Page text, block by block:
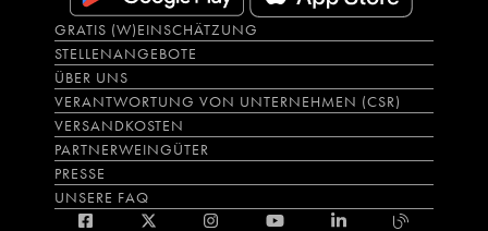
GRATIS (W)EINSCHÄTZUNG
STELLENANGEBOTE
ÜBER UNS
VERANTWORTUNG VON UNTERNEHMEN (CSR)
VERSANDKOSTEN
PARTNERWEINGÜTER
PRESSE
UNSERE FAQ